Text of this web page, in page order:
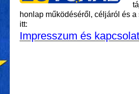
honlap működéséről, céljáról és a
itt:
Impresszum és kapcsolat